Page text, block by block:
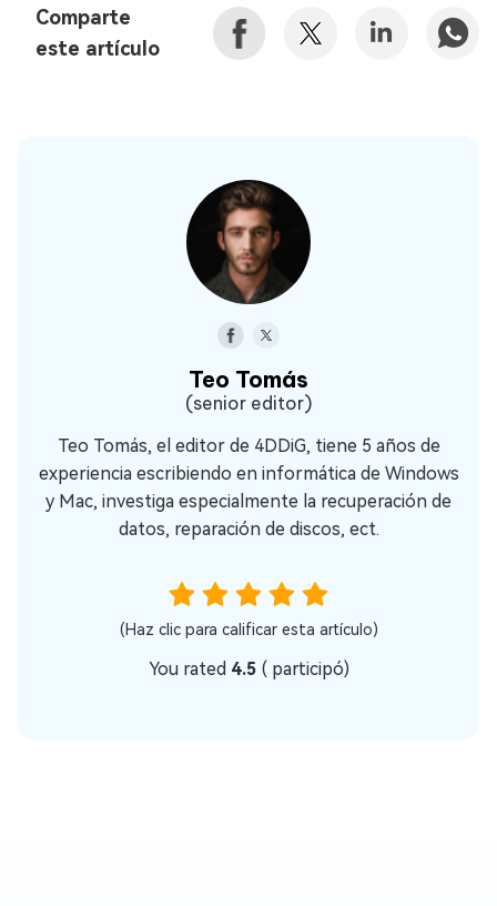
Comparte
este artículo
Teo Tomás
(senior editor)
Teo Tomás, el editor de 4DDiG, tiene 5 años de
experiencia escribiendo en informática de Windows
y Mac, investiga especialmente la recuperación de
datos, reparación de discos, ect.
(Haz clic para calificar esta artículo)
You rated 4.5 ( participó)